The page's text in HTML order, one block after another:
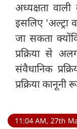
अध्यक्षता
इसलिए 'अल्ट्रा
जा सकता
प्रक्रिया से
संवैधानिक
प्रक्रिया
11:04 AM, 27th